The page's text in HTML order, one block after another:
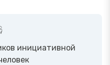
инициативной